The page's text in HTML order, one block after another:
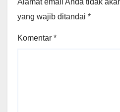
yang wajib ditandai *
Komentar *